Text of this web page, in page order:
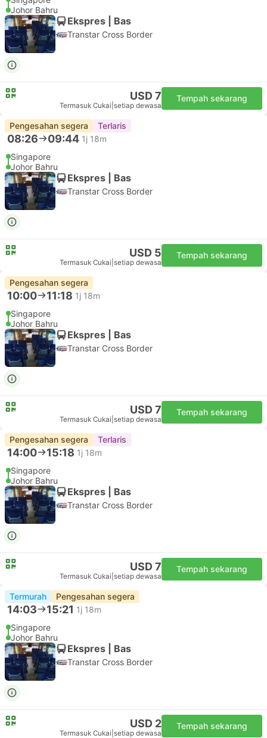
Johor Bahru
Ekspres | Bas
Transtar Cross Border
USD 7
Termasuk Cukai setiap dewasa
Tempah sekarang
Pengesahan segera Terlaris
08:26 09:44 1j 18m
Singapore
Johor Bahru
Ekspres | Bas
Transtar Cross Border
USD 5
Termasuk Cukai setiap dewasa
Tempah sekarang
Pengesahan segera
10:00 11:18 1j 18m
Singapore
Johor Bahru
Ekspres | Bas
Transtar Cross Border
USD 7
Termasuk Cukai setiap dewasa
Tempah sekarang
Pengesahan segera Terlaris
14:00 15:18 1j 18m
Singapore
Johor Bahru
Ekspres | Bas
Transtar Cross Border
USD 7
Termasuk Cukai setiap dewasa
Tempah sekarang
Termurah Pengesahan segera
14:03 15:21 1j 18m
Singapore
Johor Bahru
Ekspres | Bas
Transtar Cross Border
USD 2
Termasuk Cukai setiap dewasa
Tempah sekarang